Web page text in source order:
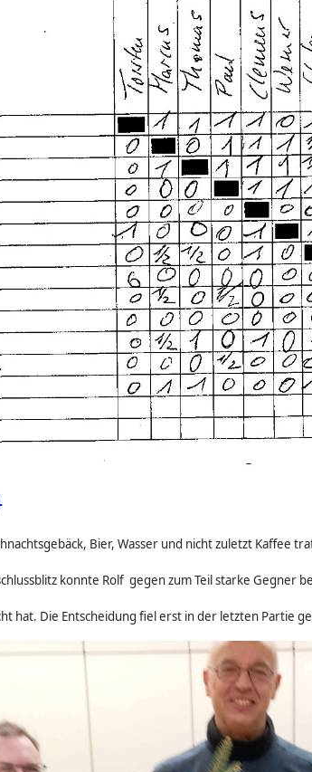
Bier, Wasser und nicht zuletzt Kaffee
konnte Rolf gegen zum Teil starke Gegner
hat. Die Entscheidung fiel erst in der letzten Partie